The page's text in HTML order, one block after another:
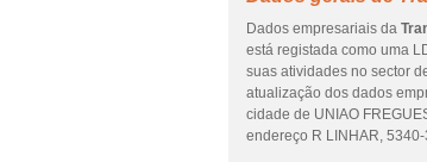
Dados empresariais da
está registada como uma
suas atividades no sector
atualização dos dados
cidade de UNIAO
endereço R LINHAR,